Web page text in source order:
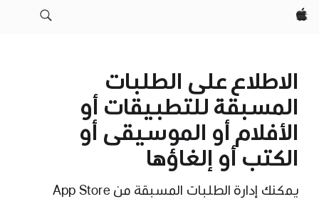
Apple‏
الاطلاع على الطلبات
المسبقة للتطبيقات أو
الأفلام أو الموسيقى أو
الكتب أو إلغاؤها
يمكنك إدارة الطلبات المسبقة من App Store